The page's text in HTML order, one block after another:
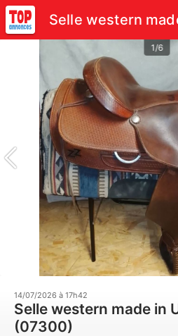
1/6
14/07/2026 à 17h42
Selle western made in
(07300)